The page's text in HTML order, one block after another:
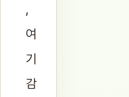
여
기
감